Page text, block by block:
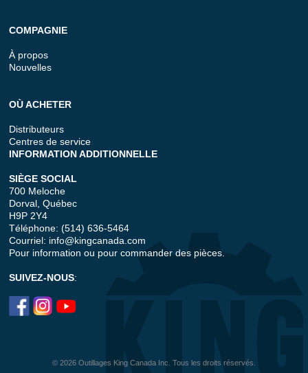
COMPAGNIE
À propos
Nouvelles
OÙ ACHETER
Distributeurs
Centres de service
INFORMATION ADDITIONNELLE
SIÈGE SOCIAL
700 Meloche
Dorval, Québec
H9P 2Y4
Téléphone: (514) 636-5464
Courriel: info@kingcanada.com
Pour information ou pour commander des pièces.
SUIVEZ-NOUS:
© 2026 Outillages King Canada Inc. Tous les droits réservés.